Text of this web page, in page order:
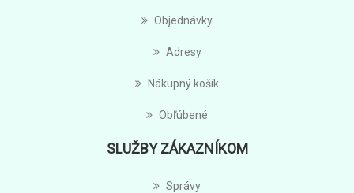
Objednávky
Adresy
Nákupný košík
Obľúbené
SLUŽBY ZÁKAZNÍKOM
Správy